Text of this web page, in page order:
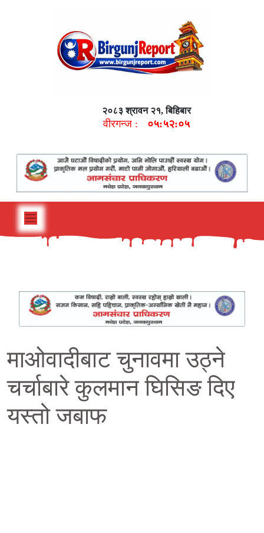
२०८३ श्रावन २१, बिहिबार
वीरगन्ज : ०५:५२:०६
माओवादीबाट चुनावमा उठ्ने
चर्चाबारे कुलमान घिसिङ दिए
यस्तो जबाफ